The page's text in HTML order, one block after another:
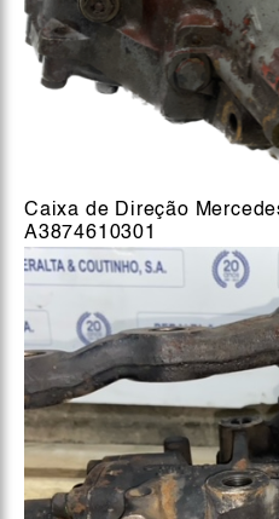
Caixa de Direção
A3874610301